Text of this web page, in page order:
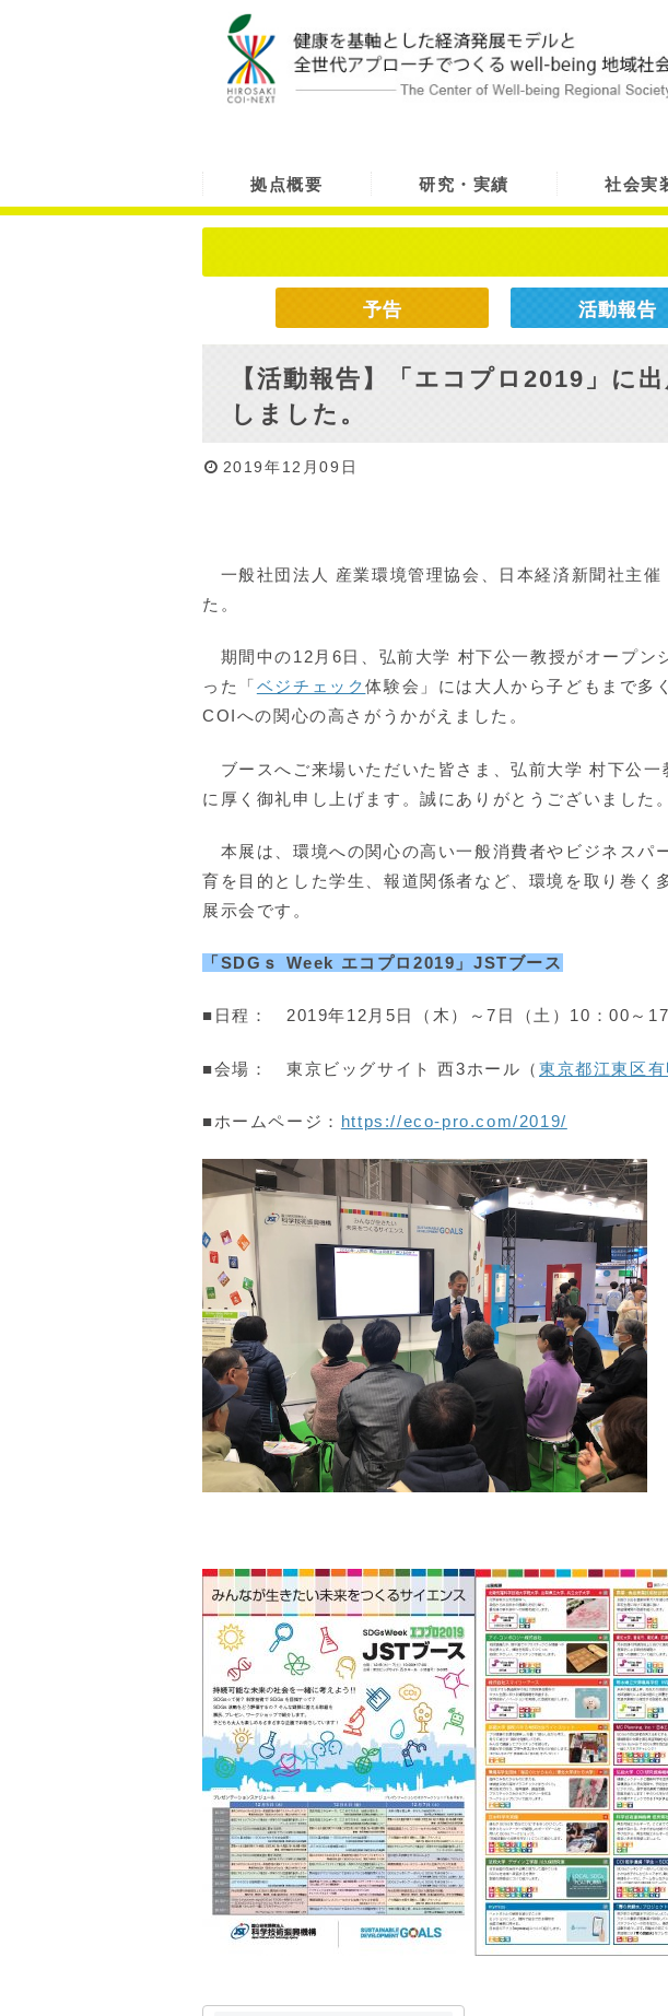
拠点概要 研究・実績 社会実
予告 活動報告
【活動報告】「エコプロ2019」に
しました。
2019年12月09日
一般社団法人 産業環境管理協会、日本経済新聞社主催
た。
期間中の12月6日、弘前大学 村下公一教授がオープン
った「ベジチェック体験会」には大人から子どもまで多
COIへの関心の高さがうかがえました。
ブースへご来場いただいた皆さま、弘前大学 村下公一
に厚く御礼申し上げます。誠にありがとうございました。
本展は、環境への関心の高い一般消費者やビジネスパ
育を目的とした学生、報道関係者など、環境を取り巻く
展示会です。
「SDGｓ Week エコプロ2019」JSTブース
■日程： 2019年12月5日（木）～7日（土）10：00～
■会場： 東京ビッグサイト 西3ホール（ 東京都江東区
■ホームページ： https://eco-pro.com/2019/